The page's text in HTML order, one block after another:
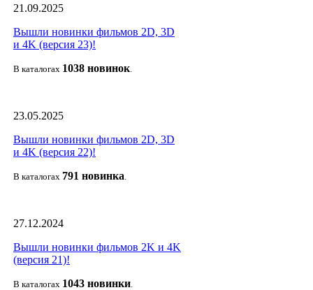
21.09.2025
Вышли новинки фильмов 2D, 3D
и 4K (версия 23)!
В каталогах 1038 новинок.
23.05.2025
Вышли новинки фильмов 2D, 3D
и 4K (версия 22)!
В каталогах 791 новинка.
27.12.2024
Вышли новинки фильмов 2K и 4K
(версия 21)!
В каталогах 1043 новинки.